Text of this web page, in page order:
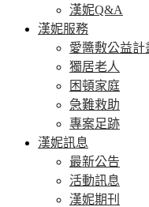
漢妮Q&A
漢妮服務
愛醬敷公益計
獨居老人
困頓家庭
急難救助
專案足跡
漢妮訊息
最新公告
活動訊息
漢妮期刊